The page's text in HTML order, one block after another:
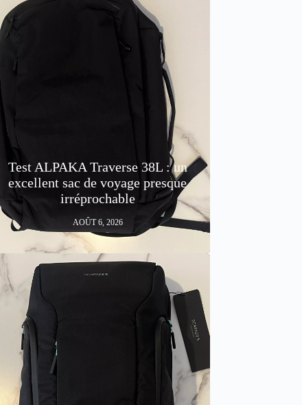
Test ALPAKA Traverse 38L : un
excellent sac de voyage presque
irréprochable
AOÛT 6, 2026